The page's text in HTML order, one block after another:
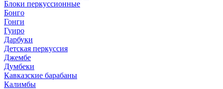
Блоки перкуссионные
Бонго
Гонги
Гуиро
Дарбуки
Детская перкуссия
Джембе
Думбеки
Кавказские барабаны
Калимбы